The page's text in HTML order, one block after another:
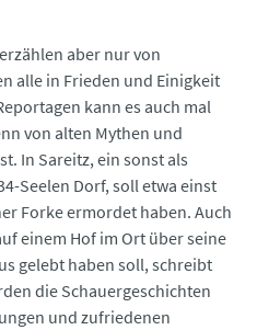
aber nur von
alle in Frieden und Einigkeit
kann es auch mal
von alten Mythen und
In Sareitz, ein sonst als
Seelen Dorf, soll etwa einst
Forke ermordet haben. Auch
einem Hof im Ort über seine
gelebt haben soll, schreibt
die Schauergeschichten
und zufriedenen